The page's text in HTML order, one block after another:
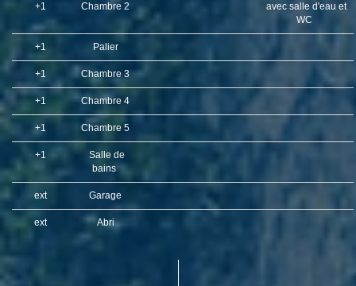
+1 Chambre 2
avec salle d'eau et
WC
+1 Palier
+1 Chambre 3
+1 Chambre 4
+1 Chambre 5
+1
Salle de
bains
ext Garage
ext Abri